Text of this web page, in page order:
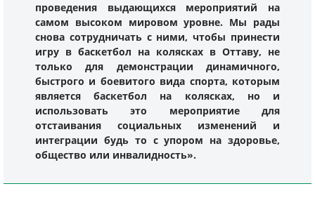
проведения выдающихся мероприятий на
самом высоком мировом уровне. Мы рады
снова сотрудничать с ними, чтобы принести
игру в баскетбол на колясках в Оттаву, не
только для демонстрации динамичного,
быстрого и боевитого вида спорта, которым
является баскетбол на колясках, но и
использовать это мероприятие для
отстаивания социальных изменений и
интеграции будь то с упором на здоровье,
общество или инвалидность».